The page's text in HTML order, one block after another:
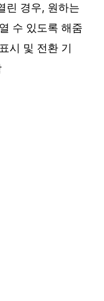
린 경우, 원하는
수 있도록 해줌
시 및 전환 기